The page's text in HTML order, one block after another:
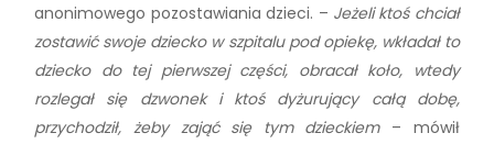
anonimowego pozostawiania dzieci. – Jeżeli ktoś chciał
zostawić swoje dziecko w szpitalu pod opiekę, wkładał to
dziecko do tej pierwszej części, obracał koło, wtedy
rozlegał się dzwonek i ktoś dyżurujący całą dobę,
przychodził, żeby zająć się tym dzieckiem– mówił